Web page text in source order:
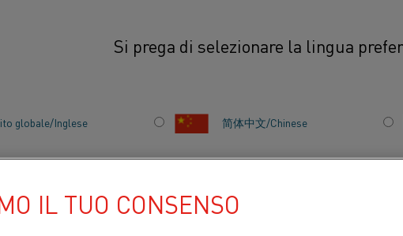
Si prega di selezionare la lingua
globale/Inglese 简体中文/Chinese
Spanish Français/French
e assistenza per la ricerca
SUGGERIMENTI E
RICERCA
IL TUO CONSENSO